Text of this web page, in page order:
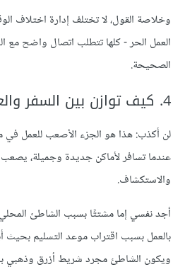
وخلاصة القول، لا تختلف إدارة اختلاف
العمل الحر - كلها تتطلب اتصال واضح مع
الصحيحة.
4. كيف توازن بين السفر والعمل
لن أكذب: هذا هو الجزء الأصعب للعمل في
عندما تسافر لأماكن جديدة وجميلة، يصعب
والاستكشاف.
أجد نفسي إما مشتتًا بسبب الشاطئ
بالعمل بسبب اقتراب موعد التسليم
ويكون الشاطئ مجرد شريط أزرق وذهبي